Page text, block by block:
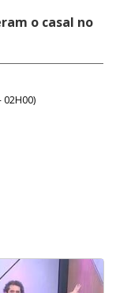
o casal no
02H00)